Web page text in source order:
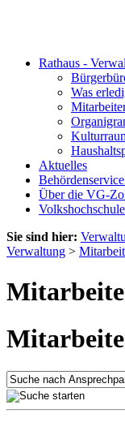
Rathaus -
Was
Aktuelles
Über die VG-
Volkshochschule
Sie sind hier:
Verwaltung >